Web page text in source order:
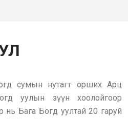
сумын нутагт орших Арц
уулын зүүн хоолойгоор
нь Бага Богд уултай 20 гаруй